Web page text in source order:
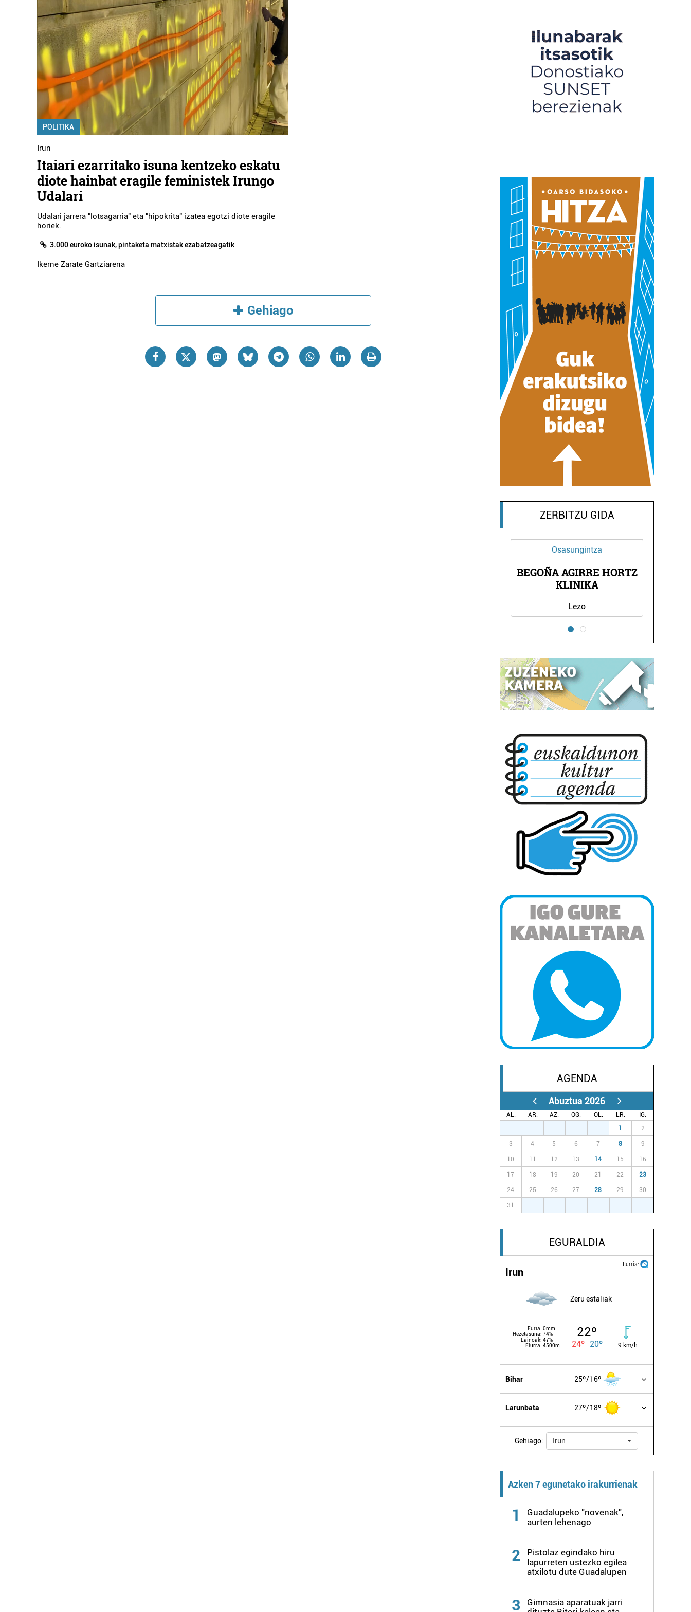
POLITIKA
Irun
Itaiari ezarritako isuna kentzeko eskatu
diote hainbat eragile feministek Irungo
Udalari
Udalari jarrera "lotsagarria" eta "hipokrita" izatea egotzi diote eragile
horiek.
3.000 euroko isunak, pintaketa matxistak ezabatzeagatik
Ikerne Zarate Gartziarena
Gehiago
ZERBITZU GIDA
Osasungintza
BEGOÑA AGIRRE HORTZ
KLINIKA
Lezo
AGENDA
Abuztua 2026
AL. AR. AZ. OG. OL. LR.
IG.
1 2
3 4 5 6 7 8 9
10 11 12 13 14 15 16
17 18 19 20 21 22 23
24 25 26 27 28 29 30
31
EGURALDIA
Iturria:
Irun
Zeru estaliak
Euria: 0mm
Hezetasuna: 74%
Lainoak: 47%
Elurra: 4500m
22º
24º 20º 9 km/h
Bihar 25º 16º
Larunbata 27º 18º
Gehiago: Irun
Azken 7 egunetako irakurrienak
1
Guadalupeko "novenak",
aurten lehenago
2
Pistolaz egindako hiru
lapurreten ustezko egilea
atxilotu dute Guadalupen
3
Gimnasia aparatuak jarri